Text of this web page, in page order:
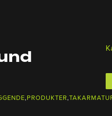
,PRODUKTER,